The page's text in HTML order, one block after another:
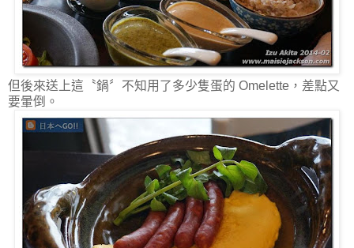
但後來送上這〝鍋〞不知用了多少隻蛋的 Omelette，差點又
要暈倒。